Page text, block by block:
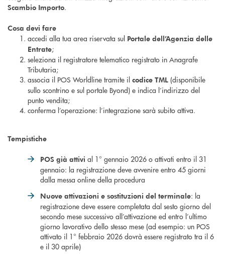
Scambio Importo.
Cosa devi fare
accedi alla tua area riservata sul Portale dell’Agenzia delle
Entrate;
seleziona il registratore telematico registrato in Anagrafe
Tributaria;
associa il POS Worldline tramite il codice TML (disponibile
sullo scontrino e sul portale Byond) e indica l’indirizzo del
punto vendita;
conferma l’operazione: l’integrazione sarà subito attiva.
Tempistiche
POS già attivi al 1° gennaio 2026 o attivati entro il 31
gennaio: la registrazione deve avvenire entro 45 giorni
dalla messa online della procedura
Nuove attivazioni e sostituzioni del terminale: la
registrazione deve essere completata dal sesto giorno del
secondo mese successivo all’attivazione ed entro l’ultimo
giorno lavorativo dello stesso mese (ad esempio: un POS
attivato il 1° febbraio 2026 dovrà essere registrato tra il 6
e il 30 aprile)